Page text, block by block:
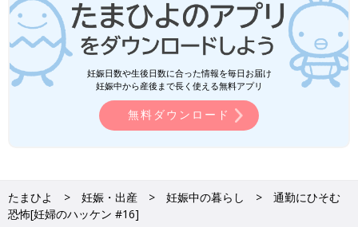
妊娠日数や生後日数に合った情報を毎日お届け
妊娠中から産後まで長く使える無料アプリ
無料ダウンロード
たまひよ 妊娠・出産 妊娠中の暮らし
通勤にひそむ
恐怖[妊婦のハッケン #16]